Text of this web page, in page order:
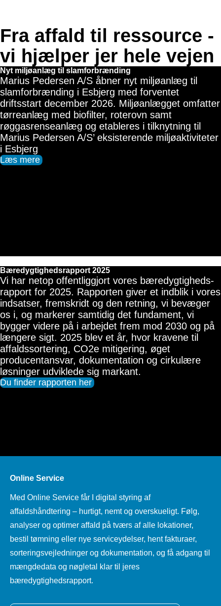
Fra affald til ressource -
vi hjælper jer hele vejen
Nyt miljøanlæg til slamforbrænding
Marius Pedersen A/S åbner nyt miljøanlæg til
slamforbrænding i Esbjerg med forventet
driftsstart december 2026. Miljøanlægget omfatter
tørreanlæg med biofilter, roterovn samt
røggasrenseanlæg og etableres i tilknytning til
Marius Pedersen A/S’ eksisterende miljøaktiviteter
i Esbjerg
Læs mere
Bæredygtigheds­rapport 2025
Vi har netop offentliggjort vores bæredygtigheds­
rapport for 2025. Rapporten giver et indblik i vores
indsatser, fremskridt og den retning, vi bevæger
os i, og markerer samtidig det fundament, vi
bygger videre på i arbejdet frem mod 2030 og på
længere sigt. 2025 blev et år, hvor kravene til
affaldssortering, CO2e mitigering, øget
producentansvar, dokumenta­tion og cirkulære
løsninger udviklede sig markant.
Du finder rapporten her
Online Service
Med Online Service får I digital styring af
affaldshåndtering – hurtigt, nemt og overskueligt. Følg,
analyser og optimer affald på tværs af alle lokationer,
bestil tømning eller nye serviceydelser, hent fakturaer,
sorteringsvejledninger og dokumentation, og få adgang til
mængdedata og nøgletal klar til jeres
bæredygtighedsrapport.